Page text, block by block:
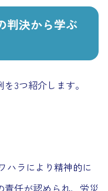
判決から学ぶ
3つ紹介します。
ハラにより精神的に
任が認められ、労災